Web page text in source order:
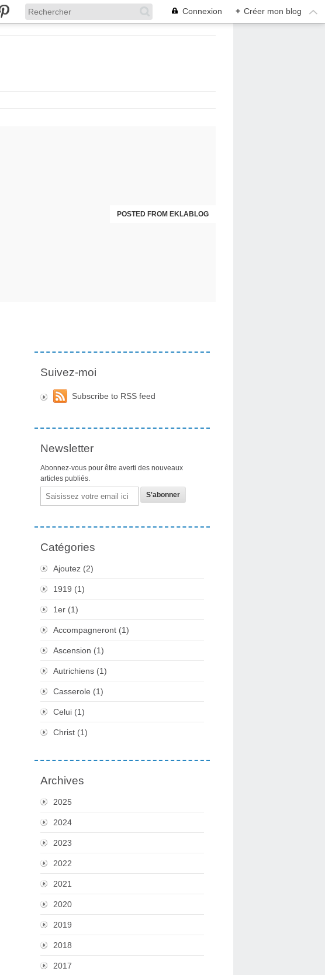
Connexion + Créer mon blog
POSTED FROM EKLABLOG
Suivez-moi
Subscribe to RSS feed
Newsletter
Abonnez-vous pour être averti des nouveaux
articles publiés.
Email
Catégories
Ajoutez (2)
1919 (1)
1er (1)
Accompagneront (1)
Ascension (1)
Autrichiens (1)
Casserole (1)
Celui (1)
Christ (1)
Archives
2025
2024
2023
2022
2021
2020
2019
2018
2017